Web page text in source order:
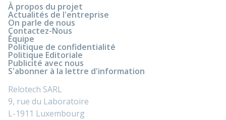
À propos du projet
Actualités de l'entreprise
On parle de nous
Contactez-Nous
Équipe
Politique de confidentialité
Politique Editoriale
Publicité avec nous
S'abonner à la lettre d'information
Relotech SARL
9, rue du Laboratoire
L-1911 Luxembourg